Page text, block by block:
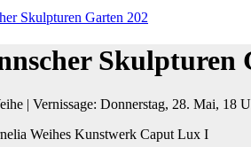
Skulpturen Garten 202
Skulpturen
| Vernissage: Donnerstag, 28. Mai, 18
Weihes Kunstwerk Caput Lux I